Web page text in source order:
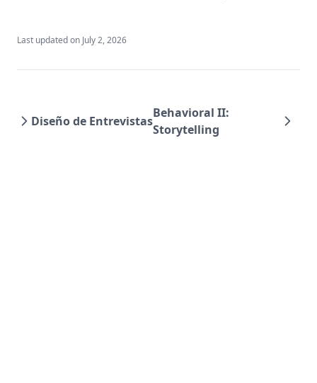
Last updated on July 2, 2026
Diseño de Entrevistas
Behavioral II:
Storytelling